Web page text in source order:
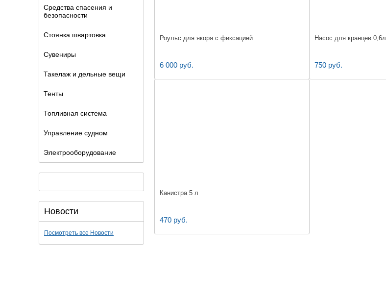
Роульс для якоря с фиксацией
6 000 руб.
Насос для кранцев 0,6л
750 руб.
Канистра 5 л
470 руб.
Средства спасения и
безопасности
Стоянка швартовка
Сувениры
Такелаж и дельные вещи
Тенты
Топливная система
Управление судном
Электрооборудование
Новости
Посмотреть все Новости